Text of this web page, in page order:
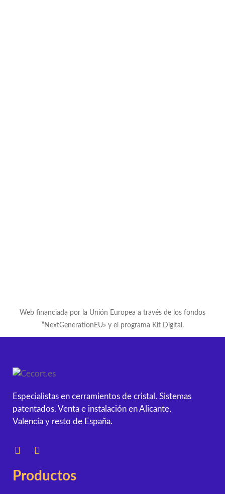
Web financiada por la Unión Europea a través de los fondos
“NextGenerationEU» y el programa Kit Digital.
Especialistas en cerramientos de cristal. Sistemas
patentados. Venta e instalación en Alicante,
Valencia y resto de España.
Productos